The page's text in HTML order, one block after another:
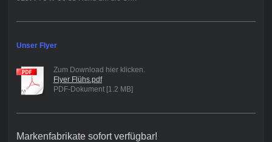
Unser Flyer
Zum Download hier klicken.
Flyer Flühs.pdf
PDF-Dokument [1.2 MB]
Markenfabrikate sofort verfügbar!